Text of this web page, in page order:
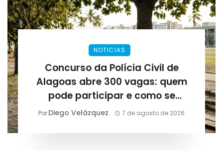
NOTICIAS
Concurso da Polícia Civil de
Alagoas abre 300 vagas: quem
pode participar e como se
preparar para as provas
PorDiego Velázquez 7 de agosto de 2026